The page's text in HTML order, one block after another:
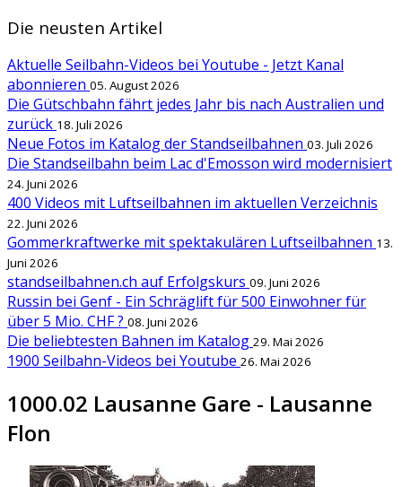
Die neusten Artikel
Aktuelle Seilbahn-Videos bei Youtube - Jetzt Kanal
abonnieren 05. August 2026
Die Gütschbahn fährt jedes Jahr bis nach Australien und
zurück 18. Juli 2026
Neue Fotos im Katalog der Standseilbahnen 03. Juli 2026
Die Standseilbahn beim Lac d'Emosson wird modernisiert
24. Juni 2026
400 Videos mit Luftseilbahnen im aktuellen Verzeichnis
22. Juni 2026
Gommerkraftwerke mit spektakulären Luftseilbahnen 13.
Juni 2026
standseilbahnen.ch auf Erfolgskurs 09. Juni 2026
Russin bei Genf - Ein Schräglift für 500 Einwohner für
über 5 Mio. CHF ? 08. Juni 2026
Die beliebtesten Bahnen im Katalog 29. Mai 2026
1900 Seilbahn-Videos bei Youtube 26. Mai 2026
1000.02 Lausanne Gare - Lausanne
Flon